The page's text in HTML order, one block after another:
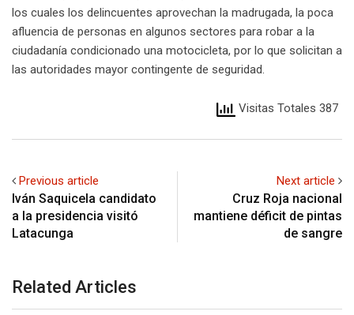
los cuales los delincuentes aprovechan la madrugada, la poca
afluencia de personas en algunos sectores para robar a la
ciudadanía condicionado una motocicleta, por lo que solicitan a
las autoridades mayor contingente de seguridad.
Visitas Totales 387
Previous article
Iván Saquicela candidato
a la presidencia visitó
Latacunga
Next article
Cruz Roja nacional
mantiene déficit de pintas
de sangre
Related Articles